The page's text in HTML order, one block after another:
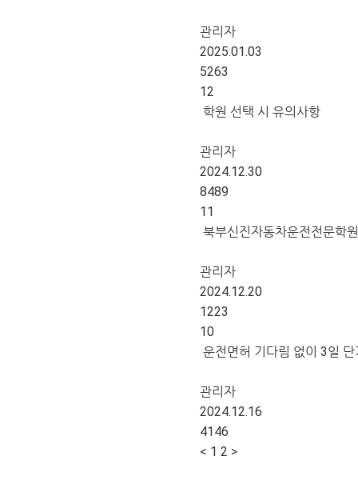
관리자
2025.01.03
5263
12
학원 선택 시 유의사항
관리자
2024.12.30
8489
11
북부신진자동차운전전문학
관리자
2024.12.20
1223
10
운전면허 기다림 없이 3일
관리자
2024.12.16
4146
< 1 2 >